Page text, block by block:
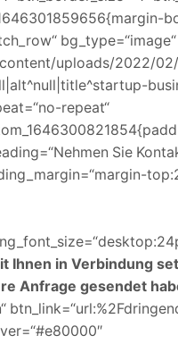
bg_type=“image“
content/uploads/2022/
repeat“
Sie
Ihnen in Verbindung
Anfrage gesendet